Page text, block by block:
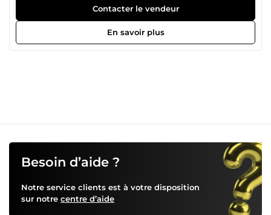
fichiers audio et vidéo (réunions, interviews, podcasts,
conférences) en documents textuels clairs, fluides et
parfaitement orthographiés.Pourquoi travailler avec moi ?
Respect total des règles de grammaire et de
Contacter le vendeur
En savoir plus
Besoin d’aide ?
Notre service clients est à votre disposition
sur notre centre d’aide